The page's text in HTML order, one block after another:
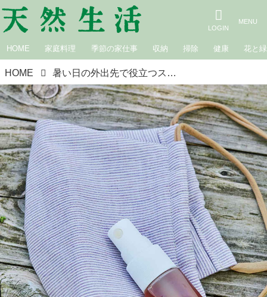
HOME 家庭料理 季節の家仕事 収納 掃除 健康 花と緑
HOME 暑い日の外出先で役立つスプレーとハンドジェルを手づくり／蓼科ハーバルノート・萩尾エリ子さん｜ハーブの力で体を整える